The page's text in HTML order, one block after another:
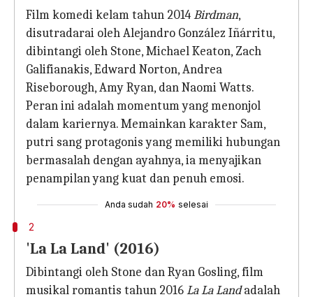
Film komedi kelam tahun 2014Birdman,
disutradarai oleh Alejandro González Iñárritu,
dibintangi oleh Stone, Michael Keaton, Zach
Galifianakis, Edward Norton, Andrea
Riseborough, Amy Ryan, dan Naomi Watts.
Peran ini adalah momentum yang menonjol
dalam kariernya. Memainkan karakter Sam,
putri sang protagonis yang memiliki hubungan
bermasalah dengan ayahnya, ia menyajikan
penampilan yang kuat dan penuh emosi.
Anda sudah 20% selesai
2
'La La Land' (2016)
Dibintangi oleh Stone dan Ryan Gosling, film
musikal romantis tahun 2016La La Landadalah